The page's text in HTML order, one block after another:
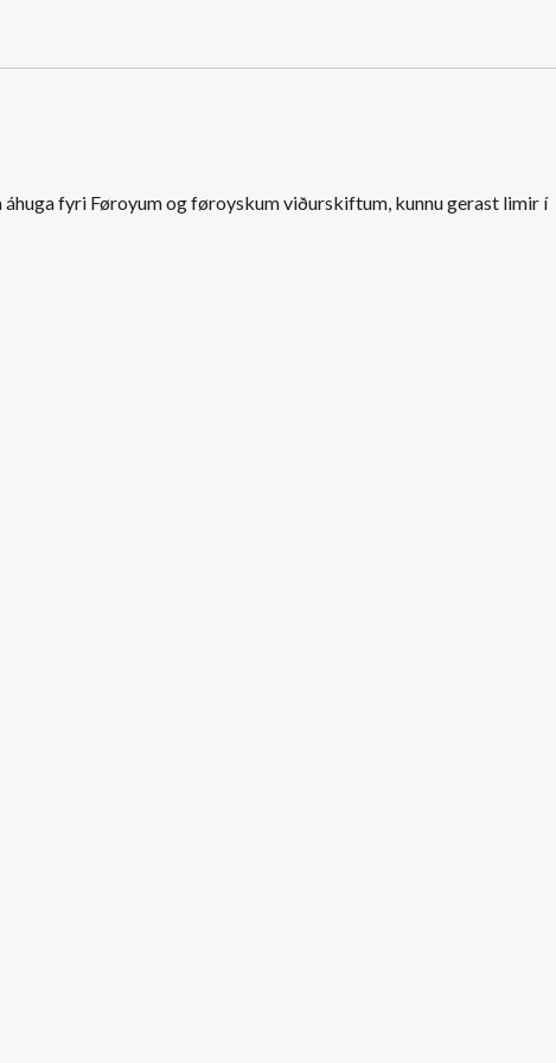
fyri Føroyum og føroyskum viðurskiftum, kunnu gerast limir í